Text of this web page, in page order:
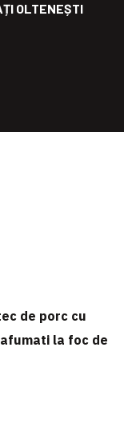
OLTENEȘTI
de porc cu
la foc de